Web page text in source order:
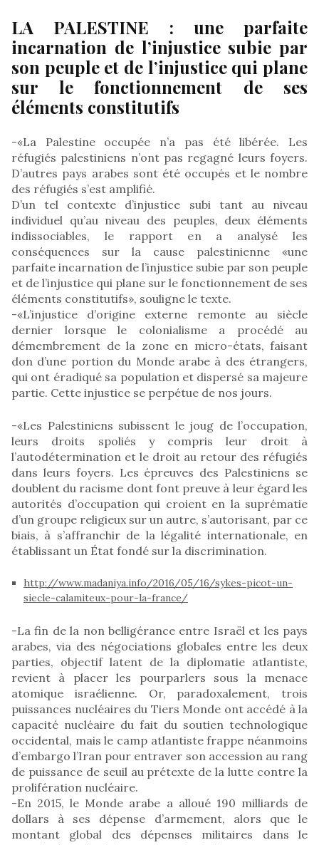
LA PALESTINE : une parfaite
incarnation de l’injustice subie par
son peuple et de l’injustice qui plane
sur le fonctionnement de ses
éléments constitutifs
-«La Palestine occupée n’a pas été libérée. Les
réfugiés palestiniens n’ont pas regagné leurs foyers.
D’autres pays arabes sont été occupés et le nombre
des réfugiés s’est amplifié.
D’un tel contexte d’injustice subi tant au niveau
individuel qu’au niveau des peuples, deux éléments
indissociables, le rapport en a analysé les
conséquences sur la cause palestinienne «une
parfaite incarnation de l’injustice subie par son peuple
et de l’injustice qui plane sur le fonctionnement de ses
éléments constitutifs», souligne le texte.
-«L’injustice d’origine externe remonte au siècle
dernier lorsque le colonialisme a procédé au
démembrement de la zone en micro-états, faisant
don d’une portion du Monde arabe à des étrangers,
qui ont éradiqué sa population et dispersé sa majeure
partie. Cette injustice se perpétue de nos jours.
-«Les Palestiniens subissent le joug de l’occupation,
leurs droits spoliés y compris leur droit à
l’autodétermination et le droit au retour des réfugiés
dans leurs foyers. Les épreuves des Palestiniens se
doublent du racisme dont font preuve à leur égard les
autorités d’occupation qui croient en la suprématie
d’un groupe religieux sur un autre, s’autorisant, par ce
biais, à s’affranchir de la légalité internationale, en
établissant un État fondé sur la discrimination.
http://www.madaniya.info/2016/05/16/sykes-picot-un-
siecle-calamiteux-pour-la-france/
-La fin de la non belligérance entre Israël et les pays
arabes, via des négociations globales entre les deux
parties, objectif latent de la diplomatie atlantiste,
revient à placer les pourparlers sous la menace
atomique israélienne. Or, paradoxalement, trois
puissances nucléaires du Tiers Monde ont accédé à la
capacité nucléaire du fait du soutien technologique
occidental, mais le camp atlantiste frappe néanmoins
d’embargo l’Iran pour entraver son accession au rang
de puissance de seuil au prétexte de la lutte contre la
prolifération nucléaire.
-En 2015, le Monde arabe a alloué 190 milliards de
dollars à ses dépense d’armement, alors que le
montant global des dépenses militaires dans le